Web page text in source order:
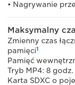
• Nagrywanie
Maksymalny
Zmienny czas
pamięci1
Pamięć
Tryb MP4: 8
Karta SDXC o